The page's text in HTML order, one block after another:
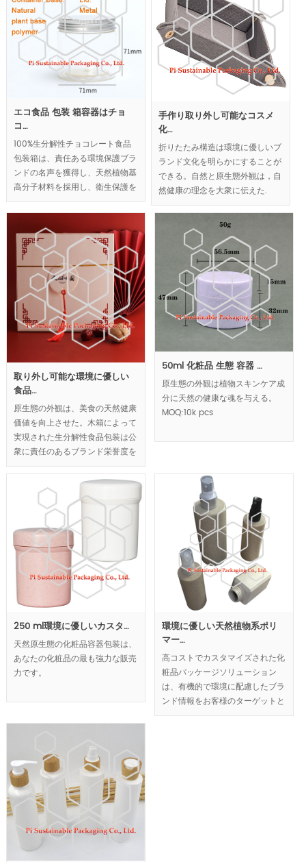
エコ食品 包装 箱容器はチョ
コ…
100%生分解性チョコレート食品
包装箱は、責任ある環境保護ブラ
ンドの名声を獲得し、天然植物基
高分子材料を採用し、衛生保護を
実現した.
手作り取り外し可能なコスメ
化…
折りたたみ構造は環境に優しいブ
ランド文化を明らかにすることが
できる。自然と原生態外観は，自
然健康の理念を大衆に伝えた.
取り外し可能な環境に優しい
食品…
原生態の外観は、美食の天然健康
価値を向上させた。木箱によって
実現された生分解性食品包装は公
衆に責任のあるブランド栄誉度を
獲得した。折り畳み可能な構造
で、輸送と貯蔵エネルギー消費を
低減する。
MOQ:10000pcs.
50ml 化粧品 生態 容器 …
原生態の外観は植物スキンケア成
分に天然の健康な魂を与える。
MOQ:10k pcs
250 ml環境に優しいカスタ…
天然原生態の化粧品容器包装は、
あなたの化粧品の最も強力な販売
力です。
環境に優しい天然植物系ポリ
マー…
高コストでカスタマイズされた化
粧品パッケージソリューション
は、有機的で環境に配慮したブラ
ンド情報をお客様のターゲットと
なるお客様に提供します。